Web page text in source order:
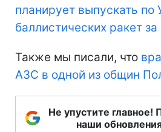
планирует выпускать по
баллистических ракет за
Также мы писали, что
АЗС в одной из общин
Не упустите главное!
наши